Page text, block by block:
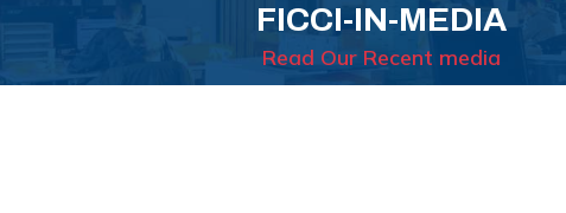
FICCI-IN-MEDIA
Read Our Recent media